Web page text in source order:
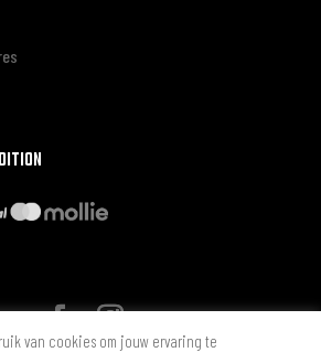
prijzen zijn in Euro inclusief BTW zonder
van cookies om jouw ervaring te